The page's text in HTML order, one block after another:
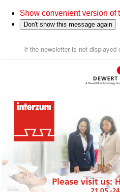
Show convenient version of
Don't show this message again
If the newsletter is not displayed